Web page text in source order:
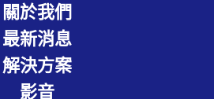
關於我們
最新消息
解決方案
影音